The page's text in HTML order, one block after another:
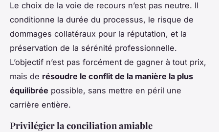
Le choix de la voie de recours n’est pas neutre. Il
conditionne la durée du processus, le risque de
dommages collatéraux pour la réputation, et la
préservation de la sérénité professionnelle.
L’objectif n’est pas forcément de gagner à tout prix,
mais de résoudre le conflit de la manière la plus
équilibrée possible, sans mettre en péril une
carrière entière.
Privilégier la conciliation amiable